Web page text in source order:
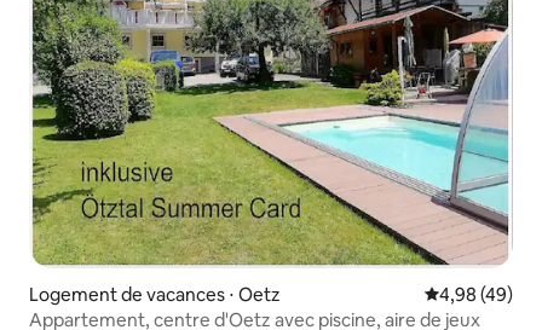
Logement de vacances ⋅ Oetz Évaluation
4,98 (49)
Appartement, centre d'Oetz avec piscine, aire de jeux